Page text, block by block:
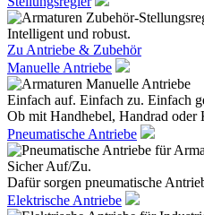
Intelligent und robust.
Zu Antriebe & Zubehör
Manuelle Antriebe
Einfach auf. Einfach zu. Einfach
Ob mit Handhebel, Handrad oder
Pneumatische Antriebe
Sicher Auf/Zu.
Dafür sorgen pneumatische
Elektrische Antriebe